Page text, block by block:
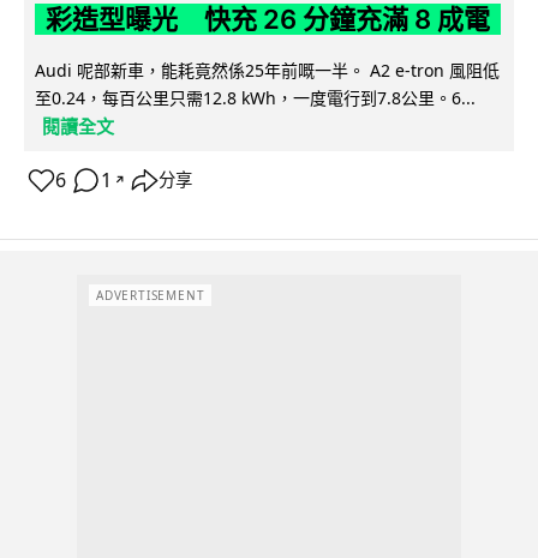
彩造型曝光 快充 26 分鐘充滿 8 成電
Audi 呢部新車，能耗竟然係25年前嘅一半。 A2 e-tron 風阻低
至0.24，每百公里只需12.8 kWh，一度電行到7.8公里。6...
閱讀全文
6 1 ↗ 分享
ADVERTISEMENT